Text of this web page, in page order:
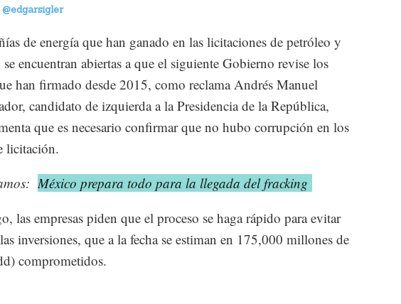
@edgarsigler
de energía que han ganado en las licitaciones de petróleo y
encuentran abiertas a que el siguiente Gobierno revise los
han firmado desde 2015, como reclama Andrés Manuel
candidato de izquierda a la Presidencia de la República,
que es necesario confirmar que no hubo corrupción en los
licitación.
México prepara todo para la llegada del fracking
las empresas piden que el proceso se haga rápido para evitar
inversiones, que a la fecha se estiman en 175,000 millones de
comprometidos.